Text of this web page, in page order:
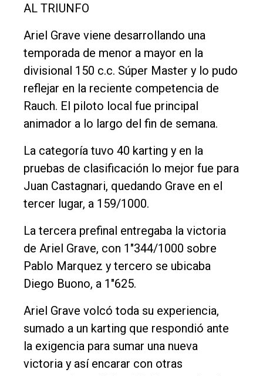
AL TRIUNFO
Ariel Grave viene desarrollando una
temporada de menor a mayor en la
divisional 150 c.c. Súper Master y lo pudo
reflejar en la reciente competencia de
Rauch. El piloto local fue principal
animador a lo largo del fin de semana.
La categoría tuvo 40 karting y en la
pruebas de clasificación lo mejor fue para
Juan Castagnari, quedando Grave en el
tercer lugar, a 159/1000.
La tercera prefinal entregaba la victoria
de Ariel Grave, con 1"344/1000 sobre
Pablo Marquez y tercero se ubicaba
Diego Buono, a 1"625.
Ariel Grave volcó toda su experiencia,
sumado a un karting que respondió ante
la exigencia para sumar una nueva
victoria y así encarar con otras